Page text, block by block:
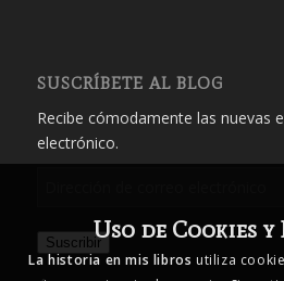
SUSCRÍBETE AL BLOG
Recibe cómodamente las nuevas
electrónico.
correo
electrónico
SuscribirUso de Cookies
La historia en mis libros utiliza